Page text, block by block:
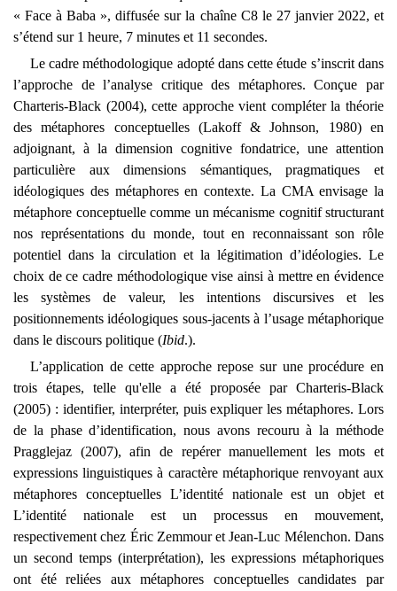
« Face à Baba », diffusée sur la chaîne C8 le 27 janvier 2022, et
s’étend sur 1 heure, 7 minutes et 11 secondes.
Le cadre méthodologique adopté dans cette étude s’inscrit dans
l’approche de l’analyse critique des métaphores. Conçue par
Charteris-Black (2004), cette approche vient compléter la théorie
des métaphores conceptuelles (Lakoff & Johnson, 1980) en
adjoignant, à la dimension cognitive fondatrice, une attention
particulière aux dimensions sémantiques, pragmatiques et
idéologiques des métaphores en contexte. La CMA envisage la
métaphore conceptuelle comme un mécanisme cognitif structurant
nos représentations du monde, tout en reconnaissant son rôle
potentiel dans la circulation et la légitimation d’idéologies. Le
choix de ce cadre méthodologique vise ainsi à mettre en évidence
les systèmes de valeur, les intentions discursives et les
positionnements idéologiques sous-jacents à l’usage métaphorique
dans le discours politique (Ibid.).
L’application de cette approche repose sur une procédure en
trois étapes, telle qu'elle a été proposée par Charteris-Black
(2005) : identifier, interpréter, puis expliquer les métaphores. Lors
de la phase d’identification, nous avons recouru à la méthode
Pragglejaz (2007), afin de repérer manuellement les mots et
expressions linguistiques à caractère métaphorique renvoyant aux
métaphores conceptuelles L’identité nationale est un objet et
L’identité nationale est un processus en mouvement,
respectivement chez Éric Zemmour et Jean-Luc Mélenchon. Dans
un second temps (interprétation), les expressions métaphoriques
ont été reliées aux métaphores conceptuelles candidates par